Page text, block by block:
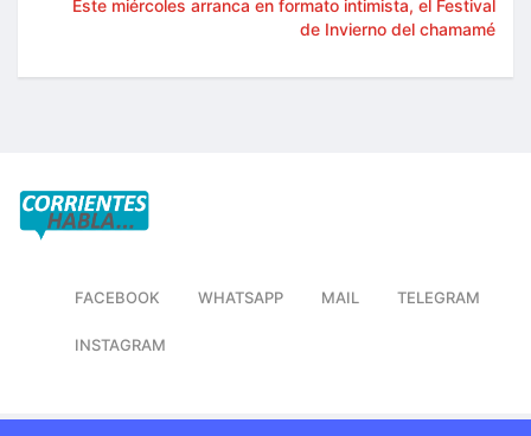
Este miércoles arranca en formato intimista, el Festival
de Invierno del chamamé
FACEBOOK WHATSAPP MAIL TELEGRAM
INSTAGRAM